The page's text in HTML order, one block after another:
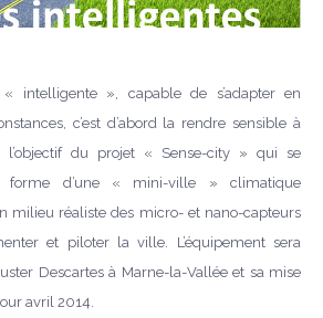
intelligente », capable de s’adapter en
c’est d’abord la rendre sensible à
l’objectif du projet « Sense-city » qui se
forme d’une « mini-ville » climatique
milieu réaliste des micro- et nano-capteurs
et piloter la ville. L’équipement sera
Descartes à Marne-la-Vallée et sa mise
avril 2014.